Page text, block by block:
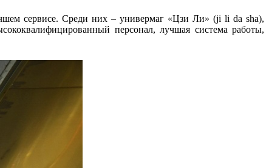
сервисе. Среди них – универмаг «Цзи Ли» (ji li da sha),
персонал, лучшая система работы,